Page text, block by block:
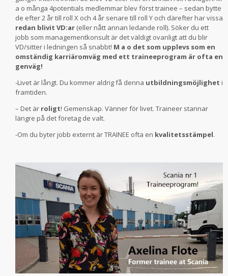
a o många 4potentials medlemmar blev först trainee – sedan bytte
de efter 2 år till roll X och 4 år senare till roll Y och därefter har vissa
redan blivit VD:ar (eller nått annan ledande roll). Söker du ett
jobb som managementkonsult är det väldigt ovanligt att du blir
VD/sitter i ledningen så snabbt! M a o det som upplevs som en
omständig karriäromväg med ett traineeprogram är ofta en
genväg!
-Livet är långt. Du kommer aldrig få denna utbildningsmöjlighet i
framtiden.
– Det är roligt! Gemenskap. Vänner för livet. Traineer stannar
längre på det företag de valt.
-Om du byter jobb externt är TRAINEE ofta en kvalitetsstämpel.